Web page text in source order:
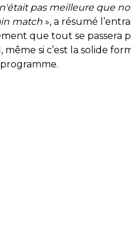
pas meilleure que
match », a résumé
que tout se passera
si c’est la solide